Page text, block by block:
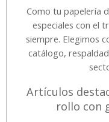
Como tu papelería
especiales con el
siempre. Elegimos
catálogo,
Artículos
rollo con